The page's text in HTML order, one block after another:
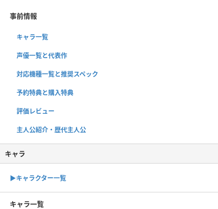
事前情報
キャラ一覧
声優一覧と代表作
対応機種一覧と推奨スペック
予約特典と購入特典
評価レビュー
主人公紹介・歴代主人公
キャラ
▶キャラクター一覧
キャラ一覧